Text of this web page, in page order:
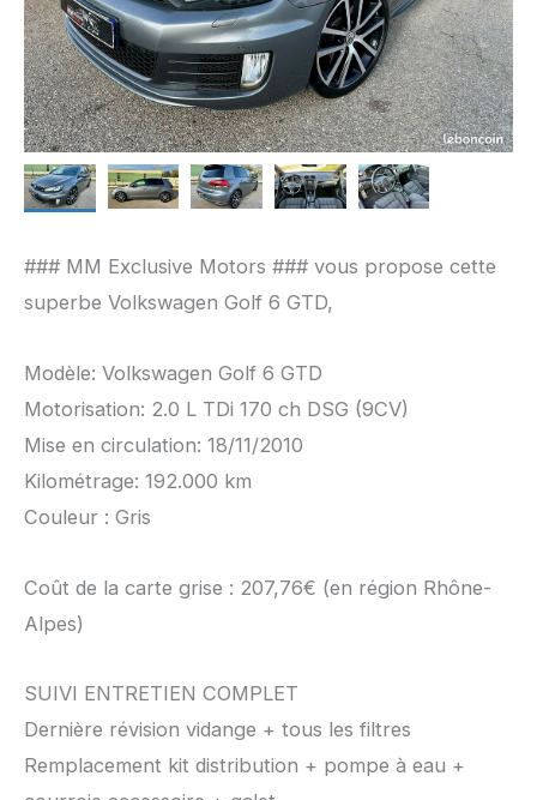
### MM Exclusive Motors ### vous propose cette
superbe Volkswagen Golf 6 GTD,
Modèle: Volkswagen Golf 6 GTD
Motorisation: 2.0 L TDi 170 ch DSG (9CV)
Mise en circulation: 18/11/2010
Kilométrage: 192.000 km
Couleur : Gris
Coût de la carte grise : 207,76€ (en région Rhône-
Alpes)
SUIVI ENTRETIEN COMPLET
Dernière révision vidange + tous les filtres
Remplacement kit distribution + pompe à eau +